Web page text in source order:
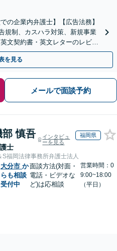
の企業内弁護士】【広告法務】
規制、カスハラ対策、新規事業
文契約書・英文レターのレビュ
を見る
メールで面談予約
部 慎吾
士
インタビュ
ーを見る
福岡県
S福岡法律事務所弁護士法人
大分市 か
らも相談
受付中
面談方法(対面・
電話・ビデオな
ど)は応相談
営業時間：0
9:00~18:00
（平日）